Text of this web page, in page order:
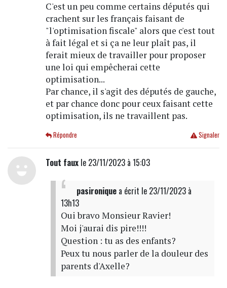
C'est un peu comme certains députés qui
crachent sur les français faisant de
"l'optimisation fiscale" alors que c'est tout
à fait légal et si ça ne leur plaît pas, il
ferait mieux de travailler pour proposer
une loi qui empêcherai cette
optimisation...
Par chance, il s'agit des députés de gauche,
et par chance donc pour ceux faisant cette
optimisation, ils ne travaillent pas.
Signaler
Répondre
Tout fauxle 23/11/2023 à 15:03
pasironiquea écrit le 23/11/2023 à
13h13
Oui bravo Monsieur Ravier!
Moi j'aurai dis pire!!!!
Question : tu as des enfants?
Peux tu nous parler de la douleur des
parents d'Axelle?